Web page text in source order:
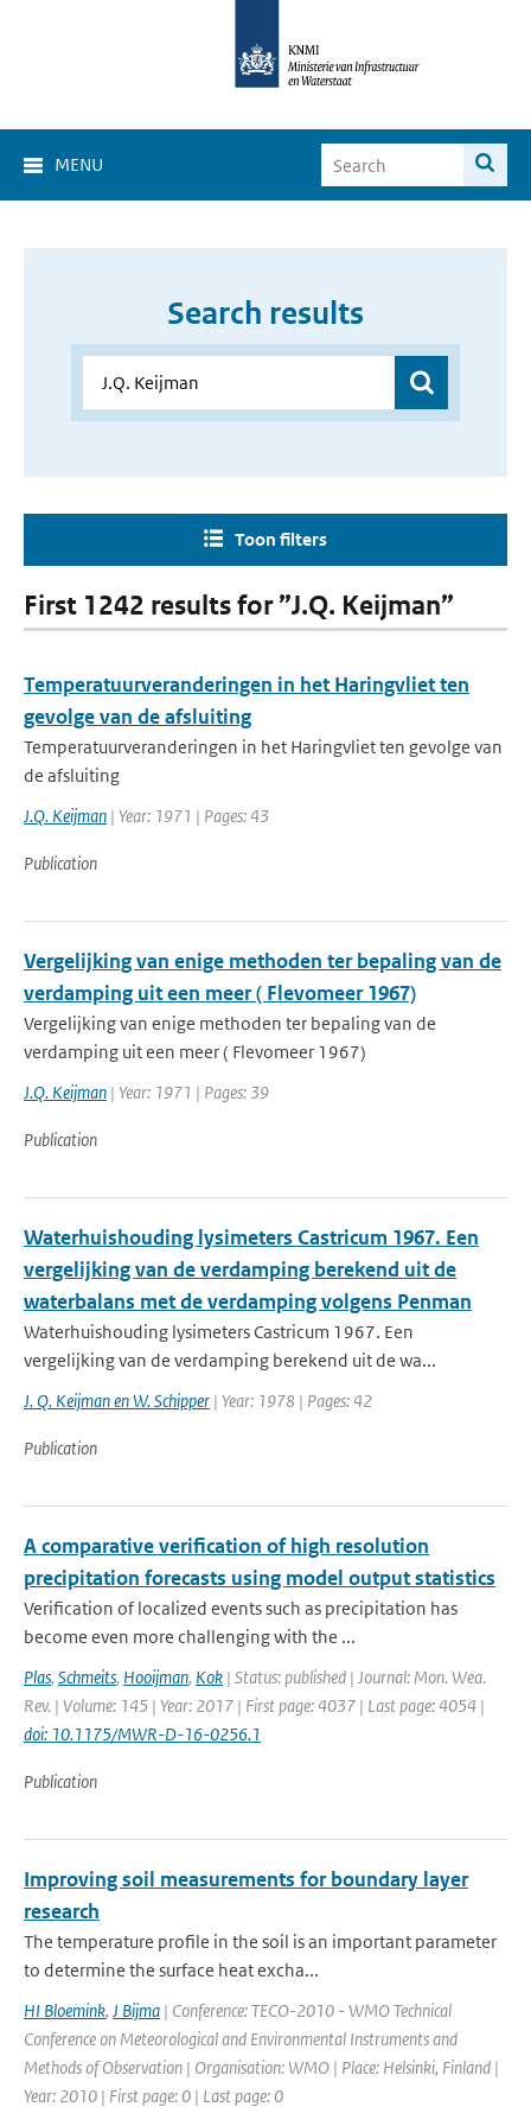
MENU
Search results
Toon filters
First 1242 results for ”J.Q. Keijman”
Temperatuurveranderingen in het Haringvliet ten
gevolge van de afsluiting
Temperatuurveranderingen in het Haringvliet ten gevolge van
de afsluiting
J.Q. Keijman | Year: 1971 | Pages: 43
Publication
Vergelijking van enige methoden ter bepaling van de
verdamping uit een meer ( Flevomeer 1967)
Vergelijking van enige methoden ter bepaling van de
verdamping uit een meer ( Flevomeer 1967)
J.Q. Keijman | Year: 1971 | Pages: 39
Publication
Waterhuishouding lysimeters Castricum 1967. Een
vergelijking van de verdamping berekend uit de
waterbalans met de verdamping volgens Penman
Waterhuishouding lysimeters Castricum 1967. Een
vergelijking van de verdamping berekend uit de wa...
J. Q. Keijman en W. Schipper | Year: 1978 | Pages: 42
Publication
A comparative verification of high resolution
precipitation forecasts using model output statistics
Verification of localized events such as precipitation has
become even more challenging with the ...
Plas, Schmeits, Hooijman, Kok | Status: published | Journal: Mon. Wea.
Rev. | Volume: 145 | Year: 2017 | First page: 4037 | Last page: 4054 |
doi: 10.1175/MWR-D-16-0256.1
Publication
Improving soil measurements for boundary layer
research
The temperature profile in the soil is an important parameter
to determine the surface heat excha...
HI Bloemink, J Bijma | Conference: TECO-2010 - WMO Technical
Conference on Meteorological and Environmental Instruments and
Methods of Observation | Organisation: WMO | Place: Helsinki, Finland |
Year: 2010 | First page: 0 | Last page: 0